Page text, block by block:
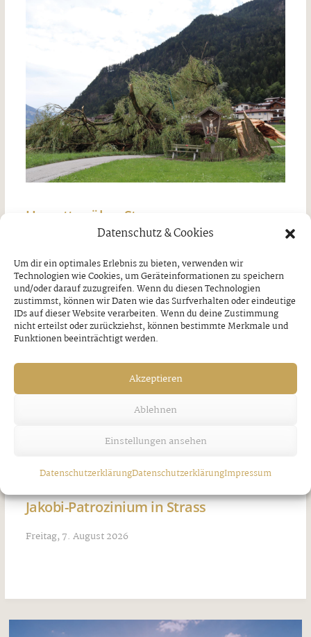
Datenschutz & Cookies
Um dir ein optimales Erlebnis zu bieten, verwenden wir
Technologien wie Cookies, um Geräteinformationen zu speichern
und/oder darauf zuzugreifen. Wenn du diesen Technologien
zustimmst, können wir Daten wie das Surfverhalten oder eindeutige
IDs auf dieser Website verarbeiten. Wenn du deine Zustimmung
nicht erteilst oder zurückziehst, können bestimmte Merkmale und
Funktionen beeinträchtigt werden.
Akzeptieren
Ablehnen
Einstellungen ansehen
DatenschutzerklärungDatenschutzerklärungImpressum
Unwetter über Strass
Jakobi-Patrozinium in Strass
Freitag, 7. August 2026